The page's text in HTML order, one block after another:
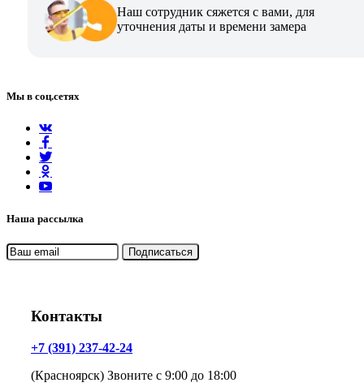
Наш сотрудник сяжется с вами, для
уточнения даты и времени замера
Мы в соц.сетях
Наша рассылка
Контакты
+7 (391) 237-42-24
(Красноярск) Звоните с 9:00 до 18:00